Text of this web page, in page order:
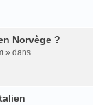
Norvège ?
» dans